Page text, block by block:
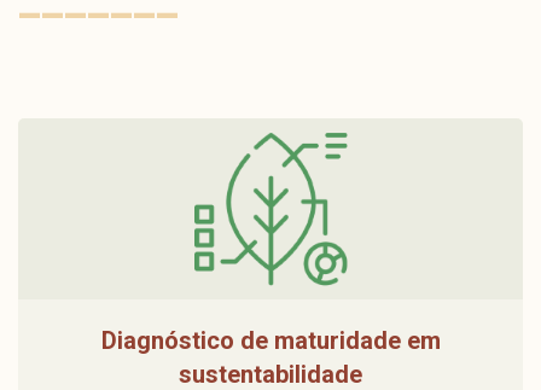
Diagnóstico de maturidade em
sustentabilidade